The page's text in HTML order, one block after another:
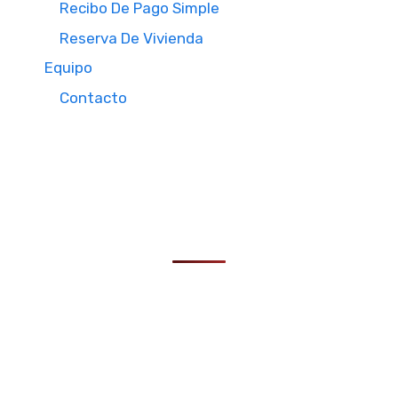
Recibo De Pago Simple
Reserva De Vivienda
Equipo
Contacto